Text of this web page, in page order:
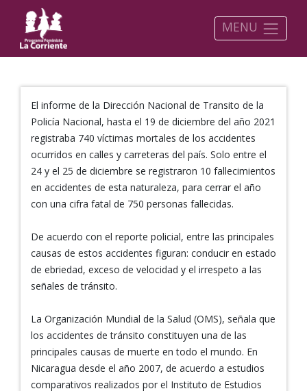
MENU
El informe de la Dirección Nacional de Transito de la
Policía Nacional, hasta el 19 de diciembre del año 2021
registraba 740 víctimas mortales de los accidentes
ocurridos en calles y carreteras del país. Solo entre el
24 y el 25 de diciembre se registraron 10 fallecimientos
en accidentes de esta naturaleza, para cerrar el año
con una cifra fatal de 750 personas fallecidas.
De acuerdo con el reporte policial, entre las principales
causas de estos accidentes figuran: conducir en estado
de ebriedad, exceso de velocidad y el irrespeto a las
señales de tránsito.
La Organización Mundial de la Salud (OMS), señala que
los accidentes de tránsito constituyen una de las
principales causas de muerte en todo el mundo. En
Nicaragua desde el año 2007, de acuerdo a estudios
comparativos realizados por el Instituto de Estudios